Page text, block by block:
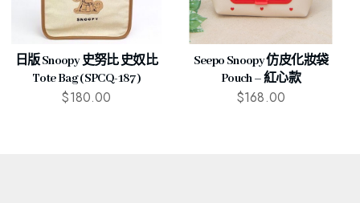
日版 Snoopy 史努比 史奴比
Tote Bag (SPCQ-187)
$180.00
Seepo Snoopy 仿皮化妝袋
Pouch – 紅心款
$168.00